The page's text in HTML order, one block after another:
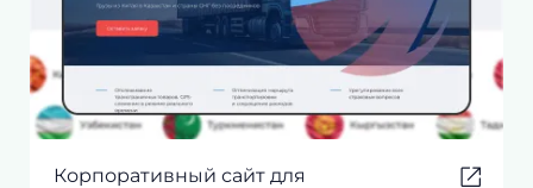
Корпоративный сайт для